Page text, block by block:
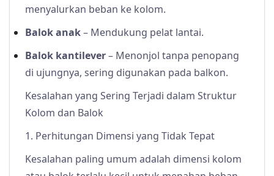
menyalurkan beban ke kolom.
Balok anak– Mendukung pelat lantai.
Balok kantilever– Menonjol tanpa penopang
di ujungnya, sering digunakan pada balkon.
Kesalahan yang Sering Terjadi dalam Struktur
Kolom dan Balok
1. Perhitungan Dimensi yang Tidak Tepat
Kesalahan paling umum adalah dimensi kolom